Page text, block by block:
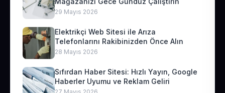
29 Mayıs 2026
Elektrikçi Web Sitesi ile Arıza
Telefonlarını Rakibinizden Önce Alın
28 Mayıs 2026
Sıfırdan Haber Sitesi: Hızlı Yayın, Google
Haberler Uyumu ve Reklam Geliri